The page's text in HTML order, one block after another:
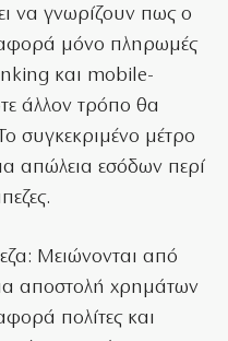
να γνωρίζουν πως ο
μόνο πληρωμές
και mobile-
άλλον τρόπο θα
συγκεκριμένο μέτρο
απώλεια εσόδων περί
Μειώνονται από
αποστολή χρημάτων
πολίτες και